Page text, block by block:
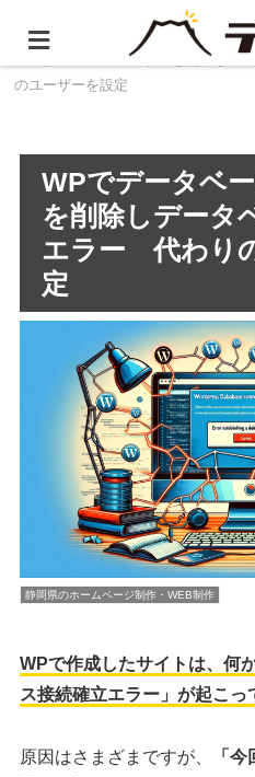
ホーム 静岡県のホームペ
データベースのユーザーを削除しデ
のユーザーを設定
WPでデータベ
を削除しデータ
エラー 代わり
定
静岡県のホームページ制作・WEB制作
WPで作成したサイトは、何
ス接続確立エラー」が起こっ
原因はさまざまですが、
「